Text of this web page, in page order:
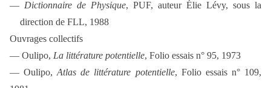
— Dictionnaire de Physique, PUF, auteur Élie Lévy, sous la
direction de FLL, 1988
Ouvrages collectifs
— Oulipo, La littérature potentielle, Folio essais n° 95, 1973
— Oulipo,Atlas de littérature potentielle, Folio essais n° 109,